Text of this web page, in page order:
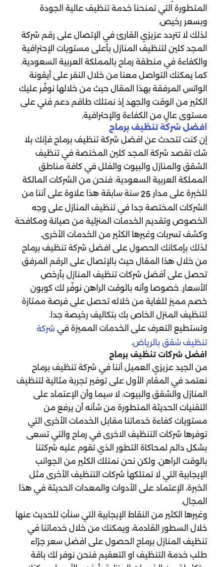
المتطورة التي تمنحنا خدمة تنظيف عالية الجودة
وبسعر رخيص.
لذلك لا تتردد عزيزي القارئ في الإتصال على رقم شركة
المجد كلين لتنظيف المنازل بأعلى مستويات الإحترافية
والكفاءة في منطقة رماح بالمملكة العربية السعودية.
كما يمكنك التواصل معنا من خلال النقر على أيقونة
الواتس المرفقة بهذا المقال حيث من خلالها نوفّر عليك
الكثير من الوقت والجهد إذ نمتلك طاقم دعم فني على
مستوى عالٍ من الكفاءة والإحترافية.
افضل شركة تنظيف برماح
إن كنت تتحدث عن افضل شركة تنظيف برماح فإنك بلا
شك تقصد شركة المجد كلين المختصة في تنظيف
الشقق والمنازل والبيوت والفلل في كافة مناطق
المملكة العربية السعودية. فنحن من الشركات المالكة
للخبرة على مدار 25 سنة سابقة هذا علاوة على أننا من
الشركات المختصة جدا في تنظيف المنازل على وجه
الخصوص وتقديم الخدمات المنزلية من صيانة ومكافحة
وكشف تسربات وغيرها الكثير من الخدمات الأخرى.
لذلك بإمكانك الحصول على افضل شركة تنظيف برماح
من خلال هذا المقال حيث بالإتصال على الرقم المرفق
تحصل على أفضل شركات تنظيف المنازل بأرخص
الأسعار. خصوصا وأنه بالوقت الراهن نوفّر لك كوبون
خصم مميز للغاية من خلاله تحصل على فرصة ممتازة
لتنظيف المنزل الخاص بك بتكاليف رخيصة جدا.
وتستطيع التعرف على الخدمات المميزة في شركة
تنظيف شقق بالرياض.
افضل شركات تنظيف برماح
من الجيد عزيزي العميل أننا في شركة تنظيف برماح
نعتمد في المقام الأول على توفير تجربة مثالية لتنظيف
المنازل والشقق والبيوت. لا سيما وأن الإعتماد على
التقنيات الحديثة المتطورة من شأنه أن يرفع من
مستويات كفاءة خدماتنا مقابل الخدمات الأخرى التي
توفرها شركات التنظيف الاخرى في رماح والتي تسعى
بشكل دائم لمحاكاة التطور الذي تقوم عليه شركتنا
بالوقت الراهن. ولكن نحن نمتلك الكثير من الجوانب
الإيجابية التي لا تمتلكها شركات التنظيف الأخرى مثل
الخبرة، الإعتماد على الأدوات والمعدات الحديثة في هذا
المجال.
وغيرها الكثير من النقاط الإيجابية التي سنأتِ للحديث عنها
خلال السطور القادمة، ويمكنك من خلال خدماتنا في
تنظيف المنازل برماح الحصول على افضل سعر جرّاء
طلب خدمة التنظيف او التعقيم فنحن نوفر لك باقة